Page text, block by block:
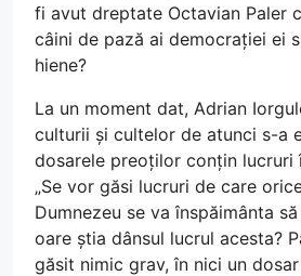
fi avut dreptate Octavian Paler
câini de pază ai democrației ei
hiene?
La un moment dat, Adrian
culturii și cultelor de atunci s-a
dosarele preoților conțin lucruri
„Se vor găsi lucruri de care
Dumnezeu se va înspăimânta
oare știa dânsul lucrul acesta?
găsit nimic grav, în nici un